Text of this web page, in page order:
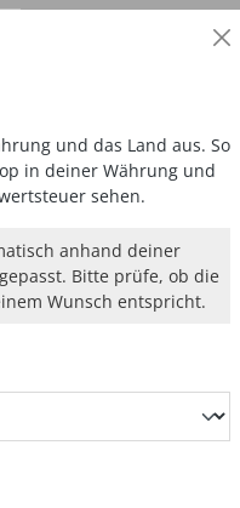
und das Land aus. So
in deiner Währung und
sehen.
anhand deiner
Bitte prüfe, ob die
Wunsch entspricht.